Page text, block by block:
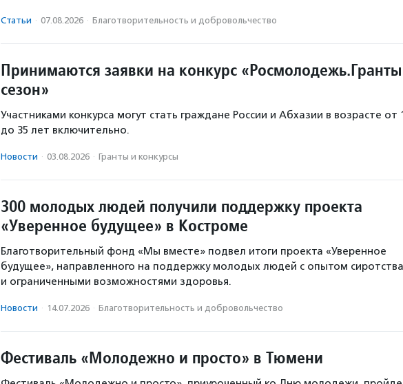
Статьи · 07.08.2026 · Благотвори­тель­ность и доброволь­чест­во
Принимаются заявки на конкурс
сезон»
Участниками конкурса могут стать граждане России и Абхазии в возрасте от
до 35 лет включительно.
Новости · 03.08.2026 · Гранты и конкурсы
300 молодых людей получили поддержку проекта
«Уверенное будущее» в Костроме
Благотворительный фонд «Мы вместе» подвел итоги проекта «Уверенное
будущее», направленного на поддержку молодых людей с опытом сиротства
и ограниченными возможностями здоровья.
Новости · 14.07.2026 · Благотвори­тель­ность и доброволь­чест­во
Фестиваль «Молодежно и просто» в Тюмени